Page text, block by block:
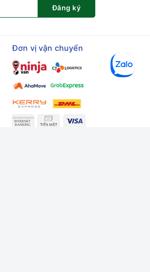
Đăng ký
Đơn vị vận chuyển